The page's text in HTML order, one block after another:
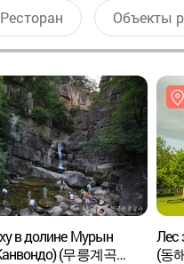
Ресторан Объекты
в долине Мурын
(무릉계곡
Лес
(동